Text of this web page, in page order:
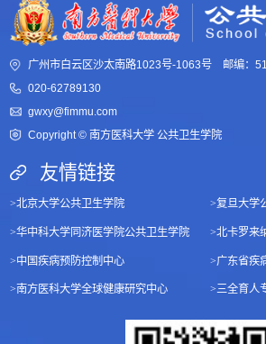
广州市白云区沙太南路1023号-1063号 邮编：
020-62789130
gwxy@fimmu.com
Copyright © 南方医科大学 公共卫生学院
友情链接
>北京大学公共卫生学院 >复旦大学
>华中科大学同济医学院公共卫生学院 >北卡罗来
>中国疾病预防控制中心 >广东省疾
>南方医科大学全球健康研究中心 >三全育人